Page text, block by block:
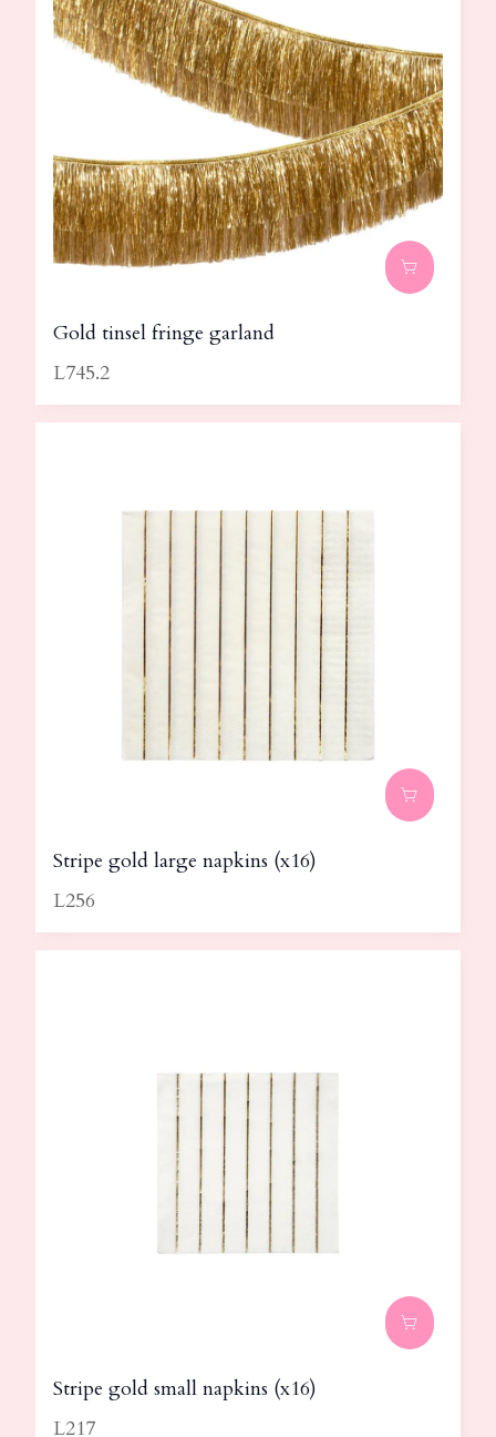
Gold tinsel fringe garland
L745.2
Stripe gold large napkins (x16)
L256
Stripe gold small napkins (x16)
L217